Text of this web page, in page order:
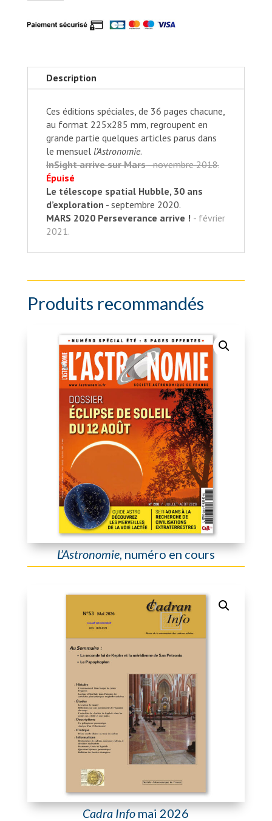
spéciales
Description
Ces éditions spéciales, de 36 pages chacune,
au format 225x285 mm, regroupent en
grande partie quelques articles parus dans
le mensuel l’Astronomie.
InSight arrive sur Mars- novembre 2018.
Épuisé
Le télescope spatial Hubble, 30 ans
d’exploration - septembre 2020.
MARS 2020 Perseverance arrive ! - février
2021.
Produits recommandés
L’Astronomie, numéro en cours
Cadra Infomai 2026